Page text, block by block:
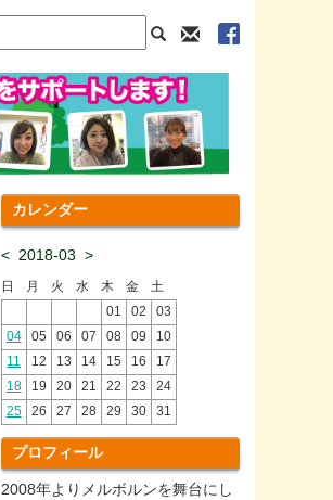
カレンダー
< 2018-03 >
日 月 火 水 木 金
土
01
02
03
04
05 06 07 08 09
10
11
12 13 14 15 16
17
18
19 20 21 22 23
24
25
26 27 28 29 30 31
プロフィール
2008年よりメルボルンを舞台にし